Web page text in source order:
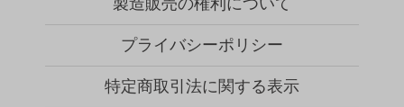
プライバシーポリシー
特定商取引法に関する表示